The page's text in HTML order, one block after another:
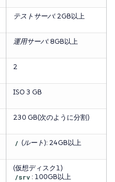
テストサーバ: 2GB以上
運用サーバ: 8GB以上
2
ISO 3 GB
230 GB(次のように分割)
/ (ルート): 24GB以上
(仮想ディスク1)
/srv : 100GB以上